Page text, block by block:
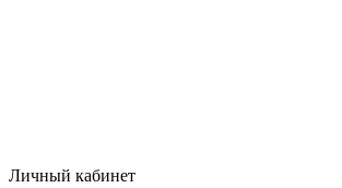
Личный кабинет